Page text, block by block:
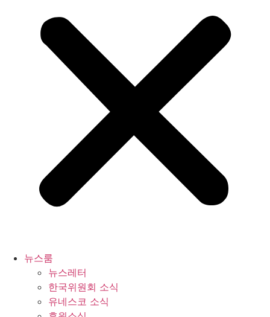
뉴스룸
뉴스레터
한국위원회 소식
유네스코 소식